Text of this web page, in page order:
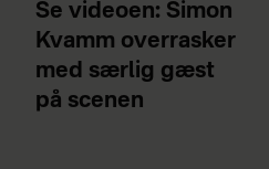
Se videoen: Simon
Kvamm overrasker
med særlig gæst
på scenen